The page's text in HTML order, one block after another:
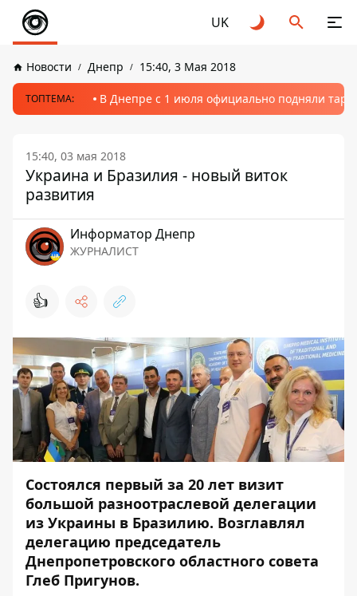
UK
Новости Днепр 15:40, 3 Мая 2018
ТОПТЕМА: В Днепре с 1 июля официально подняли
15:40, 03 мая 2018
Украина и Бразилия - новый виток
развития
Информатор Днепр
ЖУРНАЛИСТ
👍
Состоялся первый за 20 лет визит
большой разноотраслевой делегации
из Украины в Бразилию. Возглавлял
делегацию председатель
Днепропетровского областного совета
Глеб Пригунов.